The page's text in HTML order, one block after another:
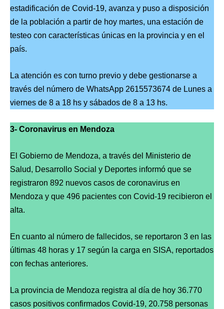
estadificación de Covid-19, avanza y puso a disposición
de la población a partir de hoy martes, una estación de
testeo con características únicas en la provincia y en el
país.
La atención es con turno previo y debe gestionarse a
través del número de WhatsApp 2615573674 de Lunes a
viernes de 8 a 18 hs y sábados de 8 a 13 hs.
3- Coronavirus en Mendoza
El Gobierno de Mendoza, a través del Ministerio de
Salud, Desarrollo Social y Deportes informó que se
registraron 892 nuevos casos de coronavirus en
Mendoza y que 496 pacientes con Covid-19 recibieron el
alta.
En cuanto al número de fallecidos, se reportaron 3 en las
últimas 48 horas y 17 según la carga en SISA, reportados
con fechas anteriores.
La provincia de Mendoza registra al día de hoy 36.770
casos positivos confirmados Covid-19, 20.758 personas